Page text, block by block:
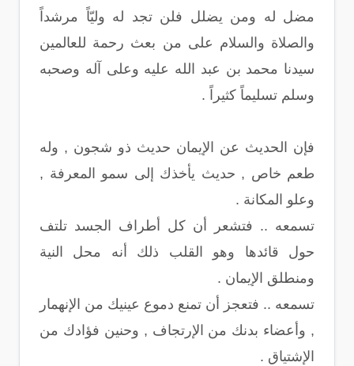
مضل له ومن يضلل فلن تجد له وليّاً مرشداً
والصلاة والسلام على من بعث رحمة للعالمين
سيدنا محمد بن عبد الله عليه وعلى آله وصحبه
وسلم تسليماً كثيراً .
فإن الحديث عن الإيمان حديث ذو شجون , وله
طعم خاص , حديث يأخذك إلى سمو المعرفة ,
وعلو المكانة .
تسمعه .. فتشعر أن كل أطراف الجسد تلتف
حول قائدها وهو القلب ذلك أنه محل النية
ومنطلق الإيمان .
تسمعه .. فتعجز أن تمنع دموع عينيك من الإنهمار
, وأعضاء بدنك من الإرتجاف , وحنين فؤادك من
الإشتياق .